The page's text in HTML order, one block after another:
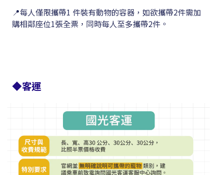
📍每人僅限攜帶1 件裝有動物的容器，如欲攜帶2件需加
購相鄰座位1張全票，同時每人至多攜帶2件。
◆客運